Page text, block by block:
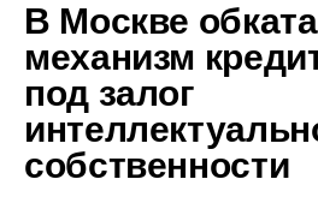
В Москве
механизм
под залог
собственности